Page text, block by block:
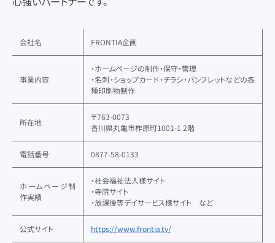
会社名 FRONTIA企画
事業内容
・ホームページの制作・保守・管理
・名刺・ショップカード・チラシ・パンフレットなどの各
種印刷物制作
所在地
〒763-0073
香川県丸亀市柞原町1001-1 2階
電話番号 0877-58-0133
ホームページ制
作実績
・社会福祉法人様サイト
・寺院サイト
・放課後等デイサービス様サイト など
公式サイト https://www.frontia.tv/